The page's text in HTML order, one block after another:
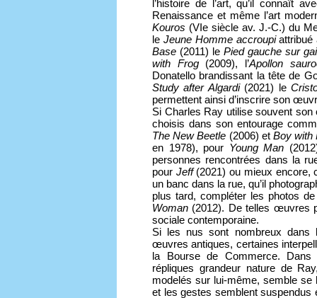
l’histoire de l’art, qu’il connaît
Renaissance et même l’art
Kouros (VIe siècle av. J.-C.) du
le Jeune Homme accroupi
Base (2011) le Pied gauche sur
with Frog(2009), l’Apollon
Donatello brandissant la tête de
Study after Algardi (2021) le
permettent ainsi d’inscrire son
Si Charles Ray utilise souvent
choisis dans son entourage
The New Beetle (2006) etBoy with
en 1978), pour Young Man
personnes rencontrées dans la
pour Jeff(2021) ou mieux encore,
un banc dans la rue, qu’il
plus tard, compléter les photos
Woman (2012). De telles œuvres
sociale contemporaine.
Si les nus sont nombreux dans
œuvres antiques, certaines
la Bourse de Commerce.
répliques grandeur nature de
modelés sur lui-même, semble se
et les gestes semblent suspendus